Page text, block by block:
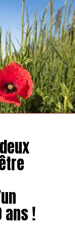
découvrir la
tout en
outil
rencontres,
les liens entre
ans !